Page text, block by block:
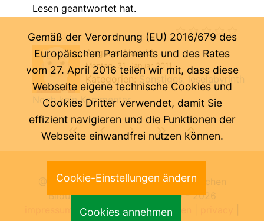
Lesen geantwortet hat.
Angerer Harald
Montag, 31. Januar 2011
Kategorien: Sonstiges
leselabyrinth
Noch kein Kommentar ...
@ Pädagogische Abteilung der Deutschen
Bildungsdirektion Bozen 2000 -2026
|benutzungsbedingungen
Gemäß der Verordnung (EU) 2016/679 des
Europäischen Parlaments und des Rates
vom 27. April 2016 teilen wir mit, dass diese
Webseite eigene technische Cookies und
Cookies Dritter verwendet, damit Sie
effizient navigieren und die Funktionen der
Webseite einwandfrei nutzen können.
Cookie-Einstellungen ändern
Cookies annehmen